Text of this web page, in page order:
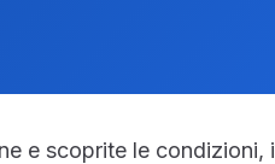
e scoprite le condizioni, i